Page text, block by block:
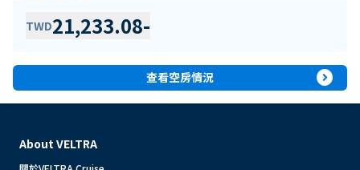
TWD21,233.08-
查看空房情況 expand_circle_right
About VELTRA